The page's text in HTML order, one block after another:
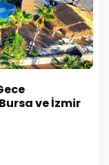
ve İzmir